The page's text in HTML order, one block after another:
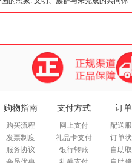
购物指南
购买流程
发票制度
服务协议
支付方式
网上支付
礼品卡支付
银行转账
订
配送
订单
自助